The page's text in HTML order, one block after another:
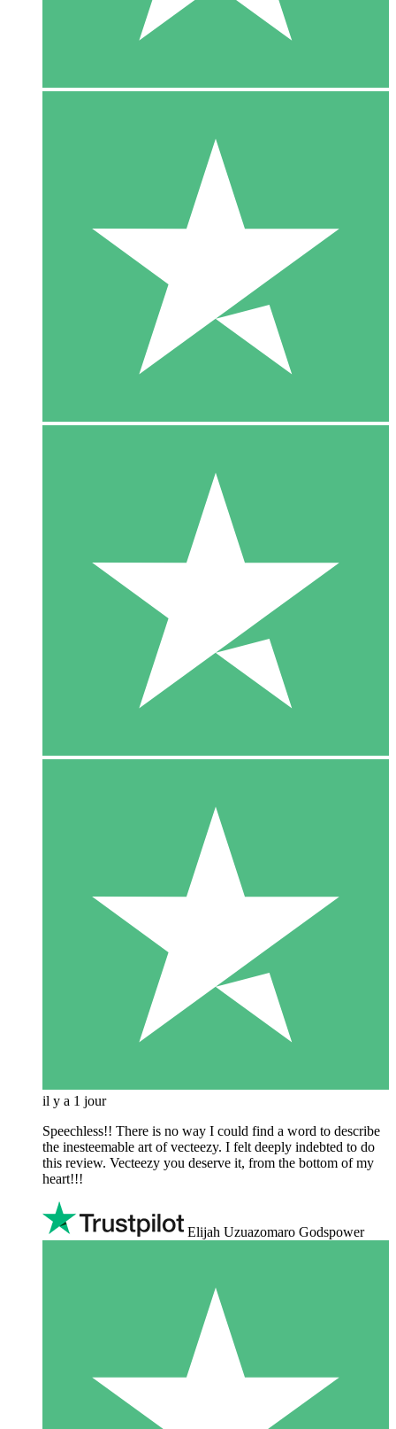
il y a 1 jour
Speechless!! There is no way I could find a word to describe
the inesteemable art of vecteezy. I felt deeply indebted to do
this review. Vecteezy you deserve it, from the bottom of my
heart!!!
Elijah Uzuazomaro Godspower